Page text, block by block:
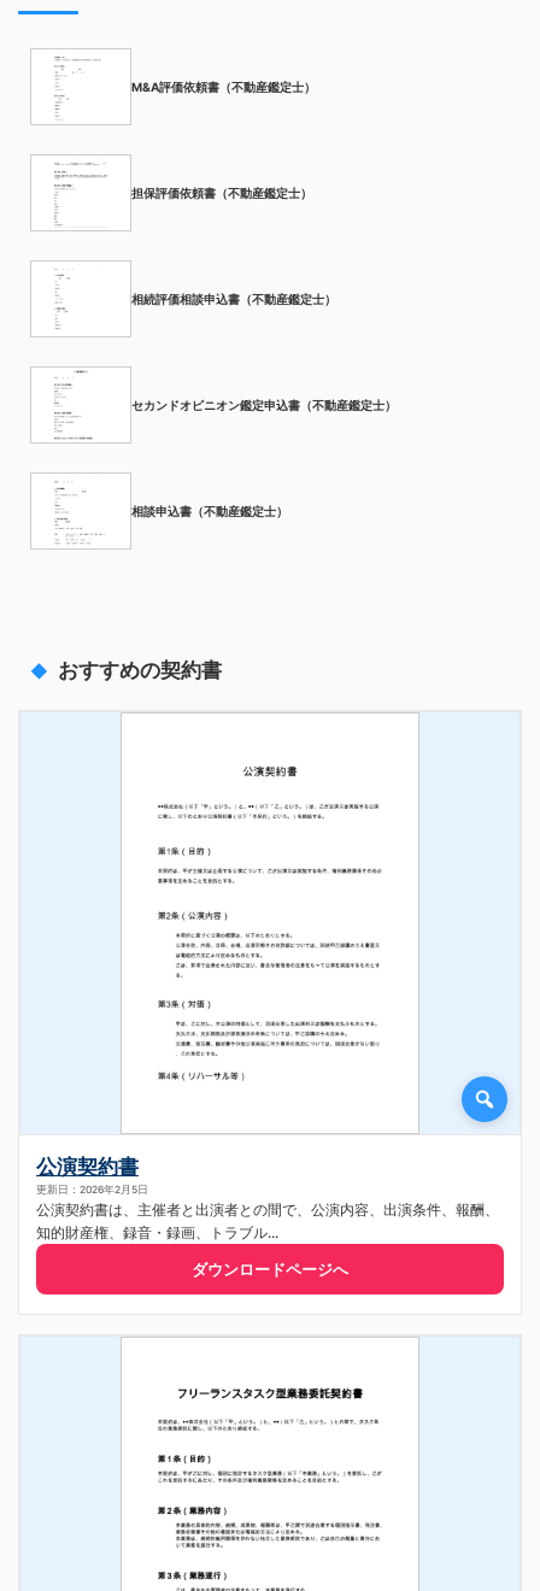
M&A評価依頼書（不動産鑑定士）
担保評価依頼書（不動産鑑定士）
相続評価相談申込書（不動産鑑定士）
セカンドオピニオン鑑定申込書（不動産鑑定士）
相談申込書（不動産鑑定士）
おすすめの契約書
公演契約書
更新日：2026年2月5日
公演契約書は、主催者と出演者との間で、公演内容、出演条件、報酬、
知的財産権、録音・録画、トラブル...
ダウンロードページへ